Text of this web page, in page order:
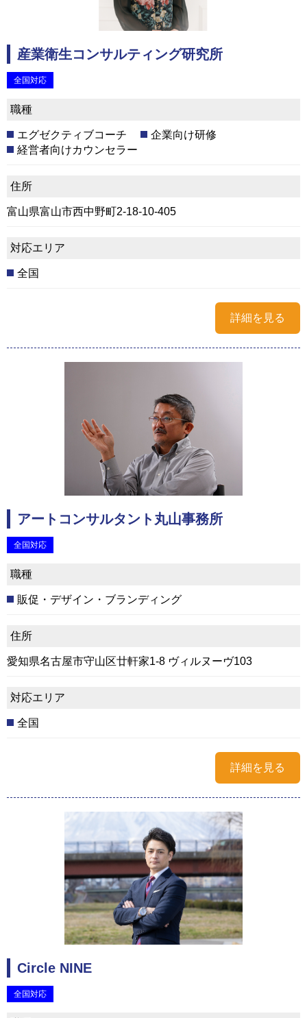
産業衛生コンサルティング研究所
全国対応
職種
エグゼクティブコーチ
企業向け研修
経営者向けカウンセラー
住所
富山県富山市西中野町2-18-10-405
対応エリア
全国
詳細を見る
アートコンサルタント丸山事務所
全国対応
職種
販促・デザイン・ブランディング
住所
愛知県名古屋市守山区廿軒家1-8 ヴィルヌーヴ103
対応エリア
全国
詳細を見る
Circle NINE
全国対応